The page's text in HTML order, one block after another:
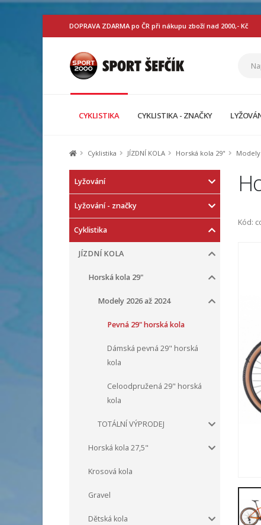
DOPRAVA ZDARMA po ČR při nákupu zboží nad 2000,- Kč
CYKLISTIKA CYKLISTIKA - ZNAČKY
Cyklistika JÍZDNÍ KOLA Horská kola 29" Modely
Lyžování
Lyžování - značky
Cyklistika
JÍZDNÍ KOLA
Horská kola 29"
Modely 2026 až 2024
Pevná 29" horská kola
Dámská pevná 29" horská
kola
Celoodpružená 29" horská
kola
TOTÁLNÍ VÝPRODEJ
Horská kola 27,5"
Krosová kola
Gravel
Dětská kola
Kód: